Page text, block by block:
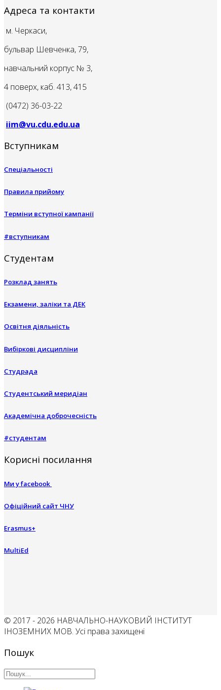
Адреса та контакти
м. Черкаси,
бульвар Шевченка, 79,
навчальний корпус № 3,
4 поверх, каб. 413, 415
(0472) 36-03-22
iim@vu.cdu.edu.ua
Вступникам
Спеціальності
Правила прийому
Терміни вступної кампанії
#вступникам
Студентам
Розклад занять
Екзамени, заліки та ДЕК
Освітня діяльність
Вибіркові дисципліни
Студрада
Студентський меридіан
Академічна доброчесність
#студентам
Корисні посилання
Ми у facebook
Офіційний сайт ЧНУ
Erasmus+
MultiEd
© 2017 - 2026 НАВЧАЛЬНО-НАУКОВИЙ ІНСТИТУТ
ІНОЗЕМНИХ МОВ. Усі права захищені
Пошук